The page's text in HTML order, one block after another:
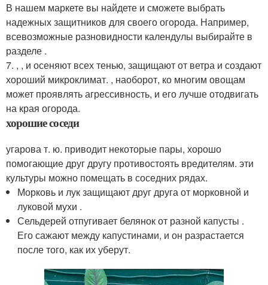
В нашем маркете вы найдете и сможете выбрать
надежных защитников для своего огорода. Например,
всевозможные разновидности календулы выбирайте в
разделе .
7. , , и осеняют всех тенью, защищают от ветра и создают
хороший микроклимат. , наоборот, ко многим овощам
может проявлять агрессивность, и его лучше отодвигать
на края огорода.
хорошие соседи
угарова т. ю. приводит некоторые пары, хорошо
помогающие друг другу противостоять вредителям. эти
культуры можно помещать в соседних рядах.
Морковь и лук защищают друг друга от морковной и
луковой мухи .
Сельдерей отпугивает белянок от разной капусты .
Его сажают между капустинами, и он разрастается
после того, как их уберут.